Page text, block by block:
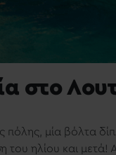
στο
πόλης, μία βόλτα
του ηλίου και μετά!